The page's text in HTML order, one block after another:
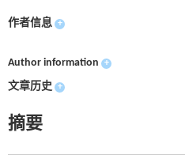
作者信息 +
Author information +
文章历史 +
摘要